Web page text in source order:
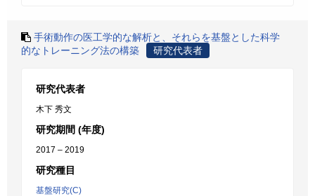
手術動作の医工学的な解析と、それらを基盤とした科学
的なトレーニング法の構築
研究代表者
研究代表者
木下 秀文
研究期間 (年度)
2017 – 2019
研究種目
基盤研究(C)